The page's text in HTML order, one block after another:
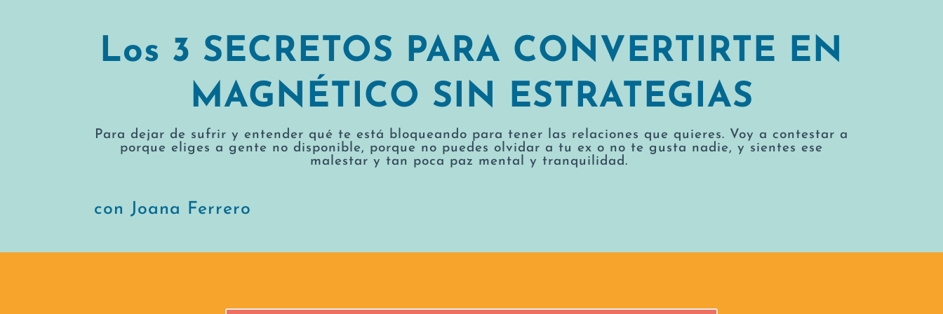
Los 3 SECRETOS PARA CONVERTIRTE EN
MAGNÉTICO SIN ESTRATEGIAS
Para dejar de sufrir y entender qué te está bloqueando para tener las relaciones que quieres. Voy a contestar a
porque eliges a gente no disponible, porque no puedes olvidar a tu ex o no te gusta nadie, y sientes ese
malestar y tan poca paz mental y tranquilidad.
con Joana Ferrero